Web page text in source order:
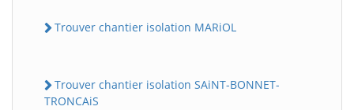
Trouver chantier isolation MARiOL
Trouver chantier isolation SAiNT-BONNET-
TRONCAiS